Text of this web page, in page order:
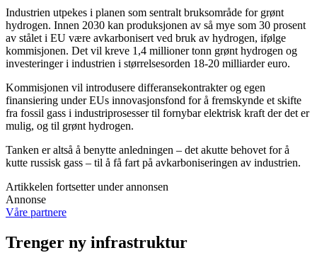
Industrien utpekes i planen som sentralt bruksområde for grønt
hydrogen. Innen 2030 kan produksjonen av så mye som 30 prosent
av stålet i EU være avkarbonisert ved bruk av hydrogen, ifølge
kommisjonen. Det vil kreve 1,4 millioner tonn grønt hydrogen og
investeringer i industrien i størrelsesorden 18-20 milliarder euro.
Kommisjonen vil introdusere differansekontrakter og egen
finansiering under EUs innovasjonsfond for å fremskynde et skifte
fra fossil gass i industriprosesser til fornybar elektrisk kraft der det er
mulig, og til grønt hydrogen.
Tanken er altså å benytte anledningen – det akutte behovet for å
kutte russisk gass – til å få fart på avkarboniseringen av industrien.
Artikkelen fortsetter under annonsen
Annonse
Våre partnere
Trenger ny infrastruktur